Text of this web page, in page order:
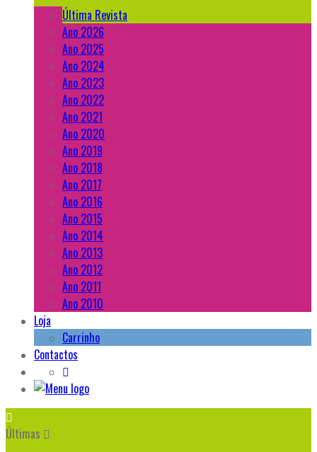
Última Revista
Ano 2026
Ano 2025
Ano 2024
Ano 2023
Ano 2022
Ano 2021
Ano 2020
Ano 2019
Ano 2018
Ano 2017
Ano 2016
Ano 2015
Ano 2014
Ano 2013
Ano 2012
Ano 2011
Ano 2010
Loja
Carrinho
Contactos
Últimas